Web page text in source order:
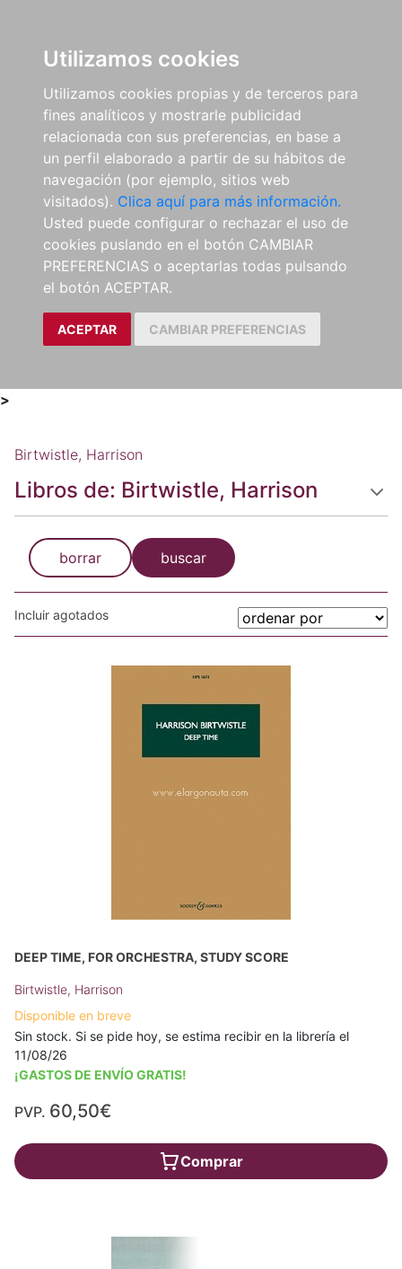
Utilizamos cookies
Utilizamos cookies propias y de terceros para
fines analíticos y mostrarle publicidad
relacionada con sus preferencias, en base a
un perfil elaborado a partir de su hábitos de
navegación (por ejemplo, sitios web
visitados). Clica aquí para más información.
Usted puede configurar o rechazar el uso de
cookies puslando en el botón CAMBIAR
PREFERENCIAS o aceptarlas todas pulsando
el botón ACEPTAR.
ACEPTAR CAMBIAR PREFERENCIAS
>
Birtwistle, Harrison
Libros de: Birtwistle, Harrison
borrar buscar
Incluir agotados
DEEP TIME, FOR ORCHESTRA, STUDY SCORE
Birtwistle, Harrison
Disponible en breve
Sin stock. Si se pide hoy, se estima recibir en la librería el
11/08/26
¡GASTOS DE ENVÍO GRATIS!
PVP. 60,50€
Comprar